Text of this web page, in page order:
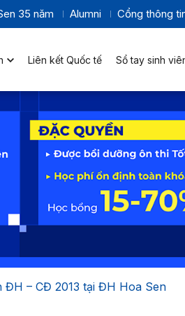
35 năm Alumni Cổng thông
Liên kết Quốc tế Sổ tay sinh
– CĐ 2013 tại ĐH Hoa Sen